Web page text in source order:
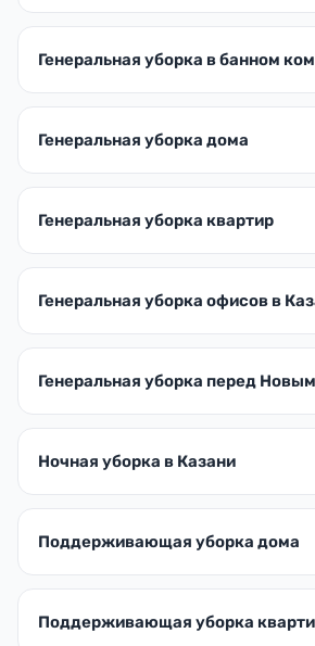
Генеральная уборка в банном
Генеральная уборка дома
Генеральная уборка квартир
Генеральная уборка офисов в
Генеральная уборка перед
Ночная уборка в Казани
Поддерживающая уборка дома
Поддерживающая уборка